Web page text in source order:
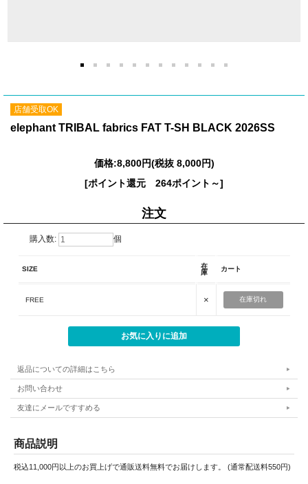
店舗受取OK
elephant TRIBAL fabrics FAT T-SH BLACK 2026SS
価格:8,800円(税抜 8,000円)
[ポイント還元 264ポイント～]
注文
購入数: 個
SIZE
在
庫
カート
FREE × 在庫切れ
返品についての詳細はこちら
お問い合わせ
友達にメールですすめる
商品説明
税込11,000円以上のお買上げで通販送料無料でお届けします。 (通常配送料550円)